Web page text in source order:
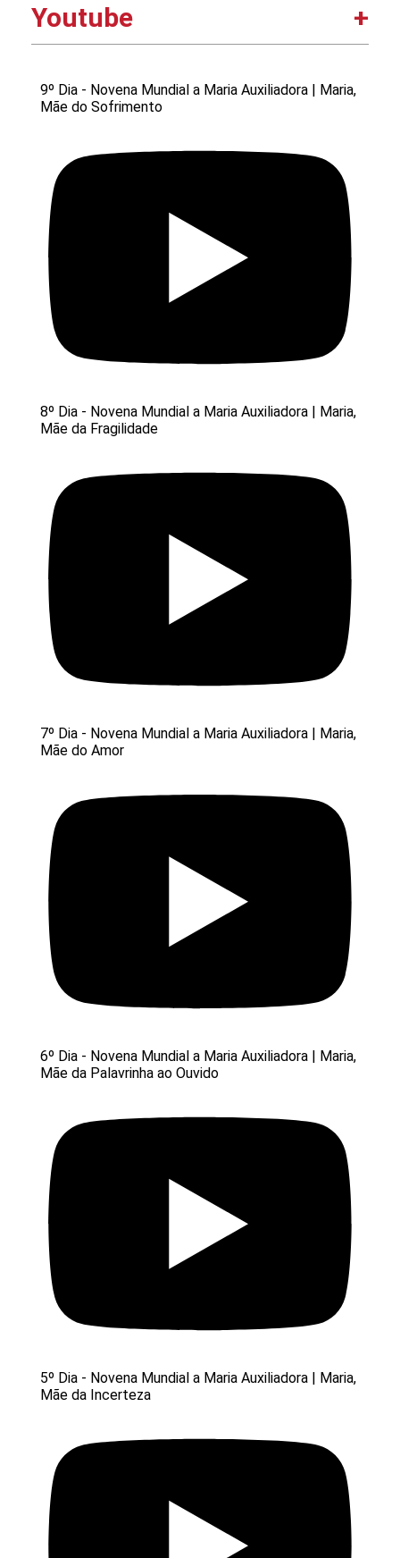
Youtube
9º Dia - Novena Mundial a Maria Auxiliadora | Maria,
Mãe do Sofrimento
8º Dia - Novena Mundial a Maria Auxiliadora | Maria,
Mãe da Fragilidade
7º Dia - Novena Mundial a Maria Auxiliadora | Maria,
Mãe do Amor
6º Dia - Novena Mundial a Maria Auxiliadora | Maria,
Mãe da Palavrinha ao Ouvido
5º Dia - Novena Mundial a Maria Auxiliadora | Maria,
Mãe da Incerteza